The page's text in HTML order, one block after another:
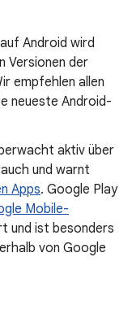
Android wird
Versionen der
empfehlen allen
neueste Android-
aktiv über
und warnt
Apps. Google Play
Mobile-
und ist besonders
von Google